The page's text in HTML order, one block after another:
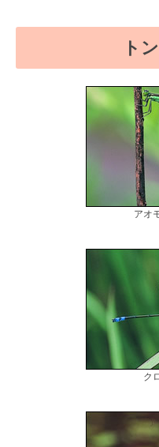
ト
アオ
ク